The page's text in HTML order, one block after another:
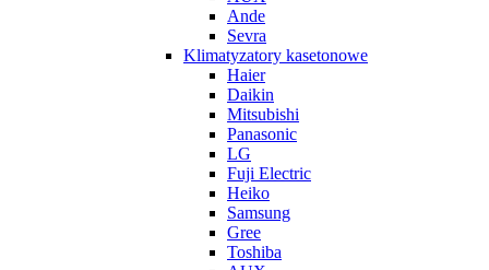
Ande
Sevra
Klimatyzatory kasetonowe
Haier
Daikin
Mitsubishi
Panasonic
LG
Fuji Electric
Heiko
Samsung
Gree
Toshiba